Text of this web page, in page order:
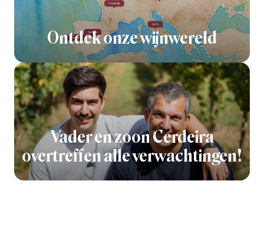
Ontdek onze wijnwereld
Vader en zoon Cerdeira
overtreffen alle verwachtingen!